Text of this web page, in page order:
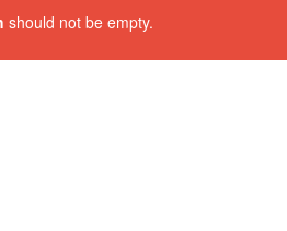
should not be empty.